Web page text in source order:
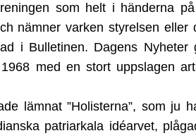
som helt i händerna
nämner varken styrelsen eller
i Bulletinen. Dagens Nyheter
med en stort uppslagen
lämnat ”Holisterna”, som ju
patriarkala idéarvet,